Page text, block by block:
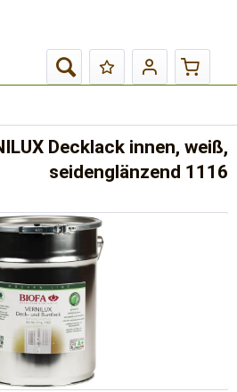
Decklack innen, weiß,
seidenglänzend 1116